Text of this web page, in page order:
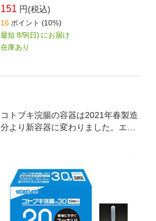
151 円(税込)
16 ポイント (10%)
最短 8/9(日) にお届け
在庫あり
コトブキ浣腸の容器は2021年春製造
分より新容器に変わりました。エン